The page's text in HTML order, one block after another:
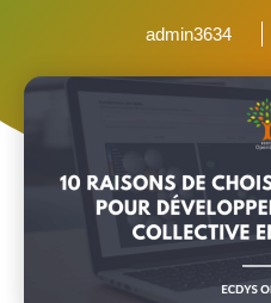
admin3634